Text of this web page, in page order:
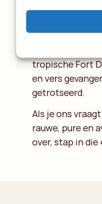
ferry crossings
manoeuvreren
keihard lachen
tropischeFort
en vers
getrotseerd.
Als je ons
rauwe, pure en
over, stap in die